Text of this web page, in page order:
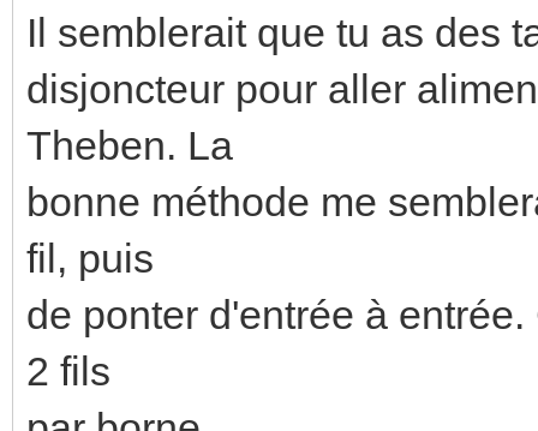
Il semblerait que tu as des
disjoncteur pour aller
Theben. La
bonne méthode me
fil, puis
de ponter d'entrée à
2 fils